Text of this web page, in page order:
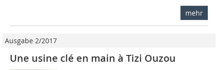
mehr
Ausgabe 2/2017
Une usine clé en main à Tizi Ouzou